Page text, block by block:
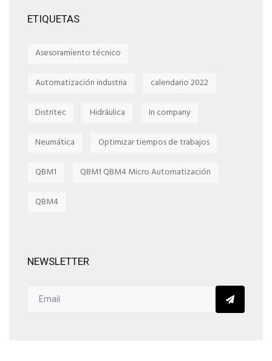
ETIQUETAS
Asesoramiento técnico
Automatización industria calendario 2022
Distritec Hidráulica In company
Neumática Optimizar tiempos de trabajos
QBM1 QBM1 QBM4 Micro Automatización
QBM4
NEWSLETTER